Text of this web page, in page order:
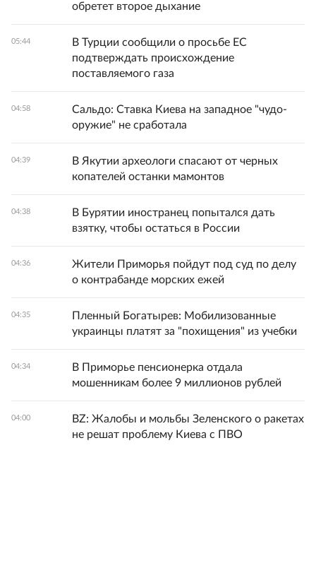
обретет второе дыхание
05:44
В Турции сообщили о просьбе ЕС
подтверждать происхождение
поставляемого газа
04:58
Сальдо: Ставка Киева на западное "чудо-
оружие" не сработала
04:39
В Якутии археологи спасают от черных
копателей останки мамонтов
04:38
В Бурятии иностранец попытался дать
взятку, чтобы остаться в России
04:36
Жители Приморья пойдут под суд по делу
о контрабанде морских ежей
04:35
Пленный Богатырев: Мобилизованные
украинцы платят за "похищения" из учебки
04:34
В Приморье пенсионерка отдала
мошенникам более 9 миллионов рублей
04:00
BZ: Жалобы и мольбы Зеленского о ракетах
не решат проблему Киева с ПВО